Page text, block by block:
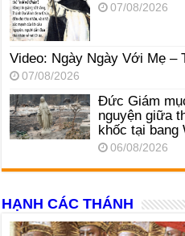
07/08/2026
Video: Ngày Ngày Với Mẹ –
07/08/2026
Đức Giám
nguyện giữa
khốc tại bang
06/08/2026
HẠNH CÁC THÁNH